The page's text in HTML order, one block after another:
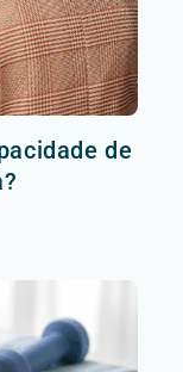
de